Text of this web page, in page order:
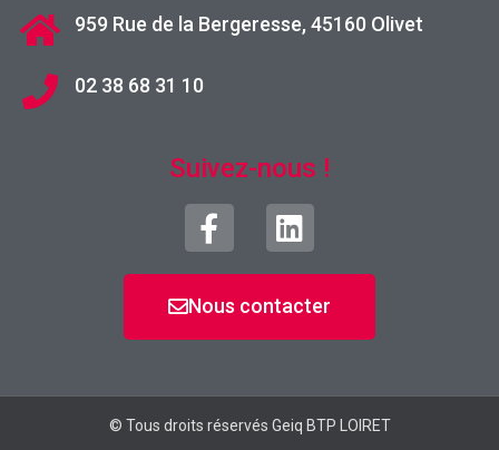
959 Rue de la Bergeresse, 45160 Olivet
02 38 68 31 10
Suivez-nous !
Nous contacter
© Tous droits réservés Geiq BTP LOIRET